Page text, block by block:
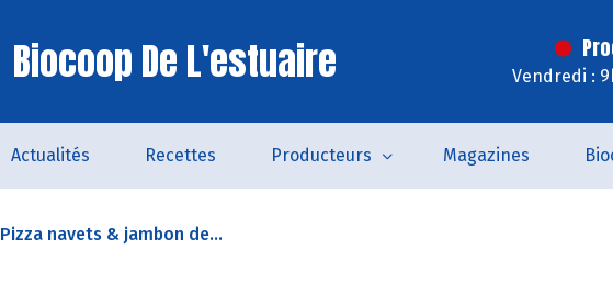
Biocoop De L'estuaire Vendredi :
Actualités Recettes Producteurs Magazines
Pizza navets & jambon de...